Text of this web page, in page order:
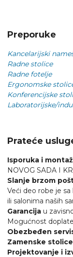
Preporuke
Kancelarijski
Radne stolice
Radne fotelje
Ergonomske
Konferencijske
Laboratorijske/
Prateće
Isporuka i
NOVOG SADA I
Slanje brzom
Veći deo robe je
ili salonima naših
Garancija u
Mogućnost
Obezbeđen
Zamenske stolice
Projektovanje i